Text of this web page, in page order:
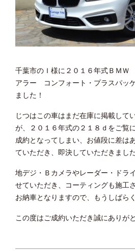
千葉市のＩ様に２０１６年式ＢＭ
アラー コンフォート・プラスパッ
ました！
じつはこの車はまだ在庫に掲載して
が、２０１６年式の２１８ｄをご覧
成約となってしまい、お値段に差は
ていただき、即決していただきました
地デジ・Ｂカメラやレーダー・ドラ
せていただき、コーティングも施工
お納車となりますので、もうしばら
この度はご成約いただき誠にありが